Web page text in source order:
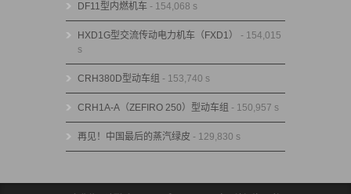
DF11型内燃机车 - 154,068 s
HXD1G型交流传动电力机车（FXD1）
- 154,015
s
CRH380D型动车组 - 153,740 s
CRH1A-A（ZEFIRO 250）型动车组 - 150,957 s
再见！中国最后的蒸汽绿皮 - 129,830 s